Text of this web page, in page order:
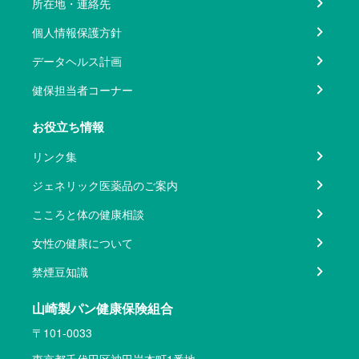
所在地・連絡先
個人情報保護方針
データヘルス計画
健保担当者コーナー
お役立ち情報
リンク集
ジェネリック医薬品のご案内
こころと体の健康相談
女性の健康について
禁煙豆知識
山崎製パン健康保険組合
〒101-0033